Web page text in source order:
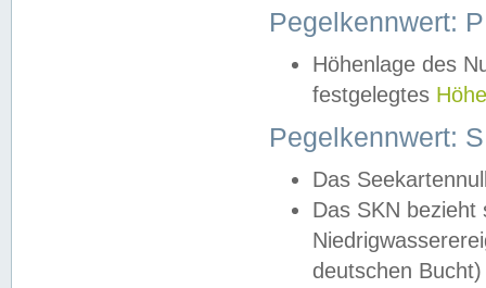
Pegelkennwert:
Höhenlage des
festgelegtes
Pegelkennwert:
Das
Das SKN
deutschen